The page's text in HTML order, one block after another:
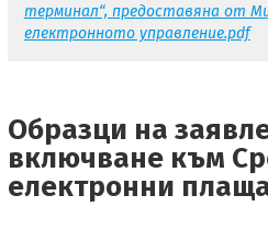
терминал“, предоставяна от
електронното управление.pdf
Образци на
включване към
електронни